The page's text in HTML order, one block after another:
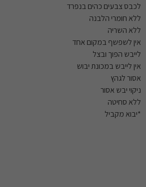
לכבס צבעים כהים בנפרד
ללא חומרי הלבנה
ללא השריה
אין לשפשף במקום אחד
לייבש הפוך ובצל
אין לייבש במכונת יבוש
אסור לגהץ
ניקוי יבש אסור
ללא סחיטה
*יבוא מקביל